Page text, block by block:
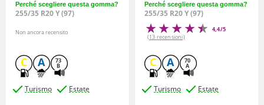
Perché scegliere questa gomma?
255/35 R20 Y (97)
Non ancora recensito
C A 73
B
Turismo Estate
Perché scegliere questa gomma?
255/35 R20 Y (97)
4,4/5
(13 recensioni)
C A 70
A
Turismo Estate